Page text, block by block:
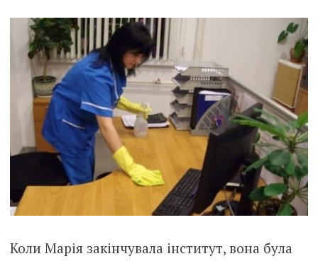
Коли Марія закінчувала інститут, вона була